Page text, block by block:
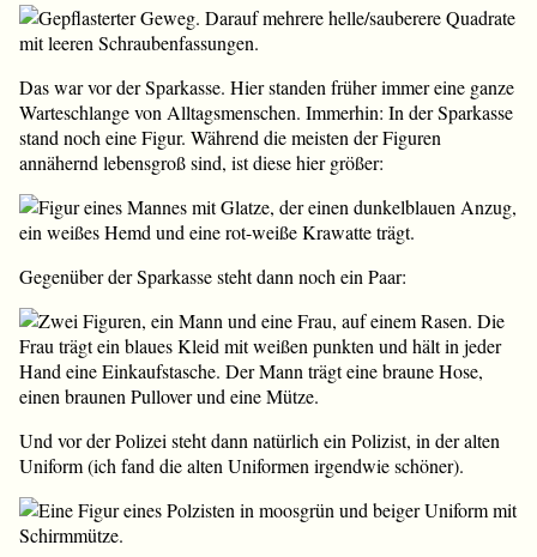
Das war vor der Sparkasse. Hier standen früher immer eine ganze
Warteschlange von Alltagsmenschen. Immerhin: In der Sparkasse
stand noch eine Figur. Während die meisten der Figuren
annähernd lebensgroß sind, ist diese hier größer:
Gegenüber der Sparkasse steht dann noch ein Paar:
Und vor der Polizei steht dann natürlich ein Polizist, in der alten
Uniform (ich fand die alten Uniformen irgendwie schöner).